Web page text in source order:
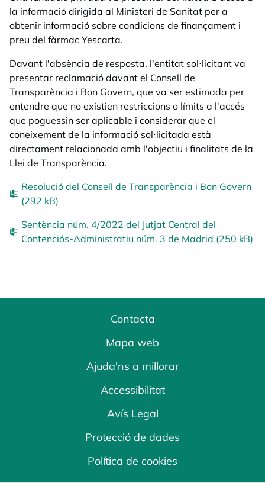
la informació dirigida al Ministeri de Sanitat per a
obtenir informació sobre condicions de finançament i
preu del fàrmac Yescarta.
Davant l'absència de resposta, l'entitat sol·licitant va
presentar reclamació davant el Consell de
Transparència i Bon Govern, que va ser estimada per
entendre que no existien restriccions o límits a l'accés
que poguessin ser aplicable i considerar que el
coneixement de la informació sol·licitada està
directament relacionada amb l'objectiu i finalitats de la
Llei de Transparència.
Resolució del Consell de Transparència i Bon Govern
(292 kB)
Sentència núm. 4/2022 del Jutjat Central del
Contenciós-Administratiu núm. 3 de Madrid (250 kB)
Contacta
Mapa web
Ajuda'ns a millorar
Accessibilitat
Avís Legal
Protecció de dades
Política de cookies